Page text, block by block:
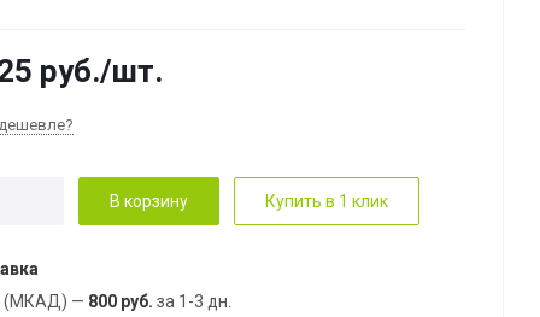
руб./шт.
В корзину Купить в 1 клик
(МКАД) — 800 руб. за 1-3 дн.